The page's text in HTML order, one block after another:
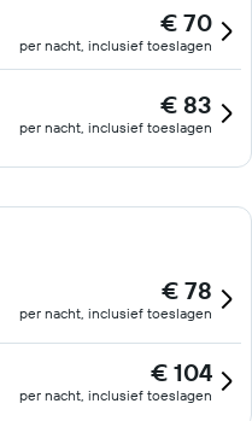
€ 70
per nacht, inclusief toeslagen
€ 83
per nacht, inclusief toeslagen
€ 78
per nacht, inclusief toeslagen
€ 104
per nacht, inclusief toeslagen